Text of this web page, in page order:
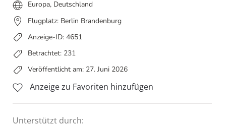
Europa, Deutschland
Flugplatz: Berlin Brandenburg
Anzeige-ID: 4651
Betrachtet: 231
Veröffentlicht am: 27. Juni 2026
Anzeige zu Favoriten hinzufügen
Unterstützt durch: